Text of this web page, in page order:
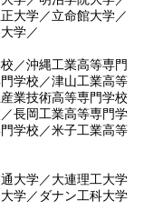
大学／立命館大学／
学／
／沖縄工業高等専門
学校／津山工業高等
業技術高等専門学校
長岡工業高等専門学
学校／米子工業高等
大学／大連理工大学
学／ダナン工科大学